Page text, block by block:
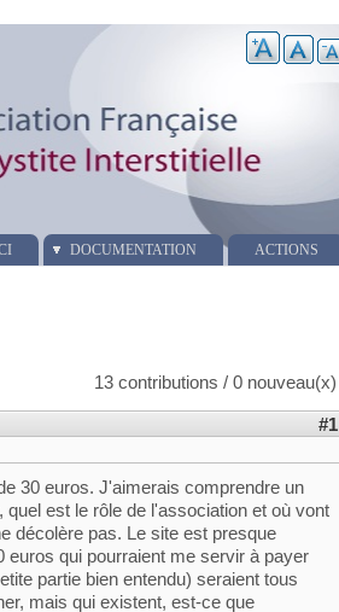
DOCUMENTATION ACTIONS
13 contributions / 0 nouveau(x)
#1
30 euros. J'aimerais comprendre un
est le rôle de l'association et où vont
décolère pas. Le site est presque
qui pourraient me servir à payer
partie bien entendu) seraient tous
mais qui existent, est-ce que